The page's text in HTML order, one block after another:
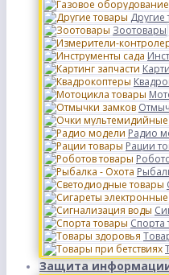
Другие
Зоотовары
Радио
Рации
Спорта
Защита